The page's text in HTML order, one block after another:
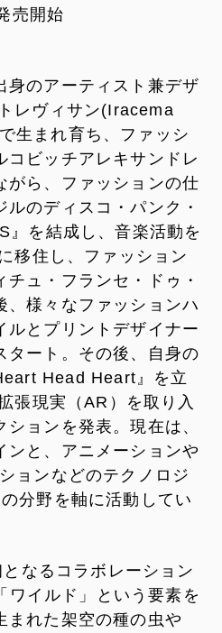
売開始
身のアーティスト兼デザ
レヴィサン(Iracema
生まれ育ち、ファッシ
コビッチアレキサンドレ
がら、ファッションの仕
のディスコ・パンク・
』を結成し、音楽活動を
移住し、ファッション
ュ・フランセ・ドゥ・
、様々なファッションハ
ルとプリントデザイナー
タート。その後、自身の
Head Heart』を立
張現実（AR）を取り入
ョンを発表。現在は、
ンと、アニメーションや
ョンなどのテクノロジ
分野を軸に活動してい
なるコラボレーション
ワイルド」という要素を
まれた架空の種の虫や